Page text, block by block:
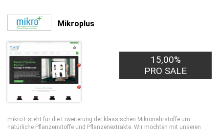
Mikroplus
15,00%
PRO SALE
mikro+ steht für die Erweiterung der klassischen Mikronährstoffe um
natürliche Pflanzenstoffe und Pflanzenextrakte. Wir möchten mit unseren